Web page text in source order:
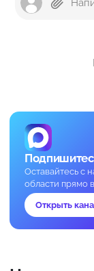
Оставайтесь с
области прямо
Открыть